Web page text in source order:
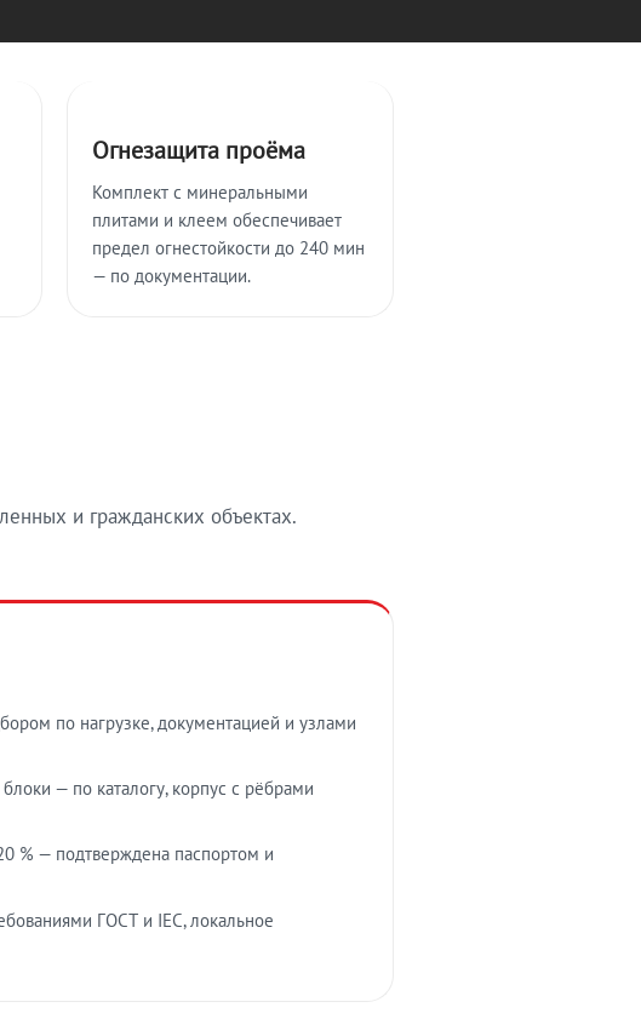
Огнезащита проёма
Комплект с минеральными
плитами и клеем обеспечивает
предел огнестойкости до 240 мин
— по документации.
и гражданских объектах.
по нагрузке, документацией и узлами
— по каталогу, корпус с рёбрами
% — подтверждена паспортом и
ГОСТ и IEC, локальное